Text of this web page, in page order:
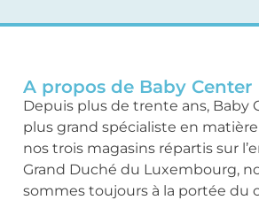
A propos de Baby Center
Depuis plus de trente ans, Baby
plus grand spécialiste en
nos trois magasins répartis sur
Grand Duché du Luxembourg,
sommes toujours à la portée du